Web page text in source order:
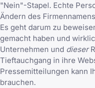
"Nein"-Stapel. Echte
Ändern des
Es geht darum zu
gemacht haben und
Unternehmen und dieser
Tieftauchgang in ihre
Pressemitteilungen kann
brauchen.